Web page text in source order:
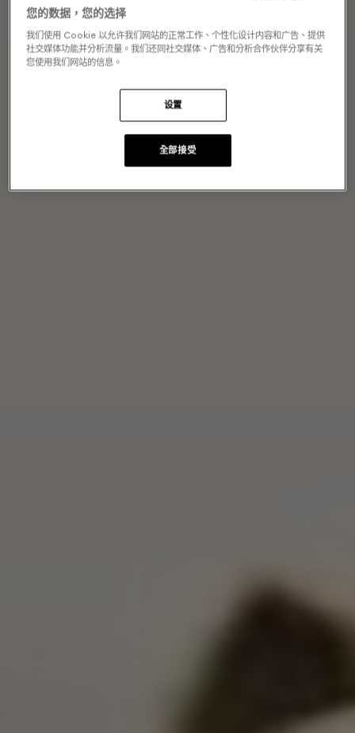
您的数据，您的选择
我们使用 Cookie 以允许我们网站的正常工作、个性化设计内容和广告、提供
社交媒体功能并分析流量。我们还同社交媒体、广告和分析合作伙伴分享有关
您使用我们网站的信息。
设置
全部接受